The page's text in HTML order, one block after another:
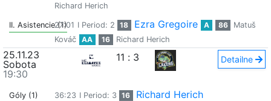
Richard Herich
II. Asistencie (1)
27:01 I Period: 2 18 Ezra Gregoire A 86
Matuš
Kováč
AA 16 Richard Herich
25.11.23
Sobota
19:30
11 : 3 Detailne
Góly (1) 36:23 I Period: 3 16
Richard Herich